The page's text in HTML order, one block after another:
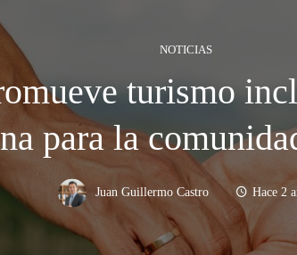
NOTICIAS
turismo
para la
Juan Guillermo Castro Hace 2